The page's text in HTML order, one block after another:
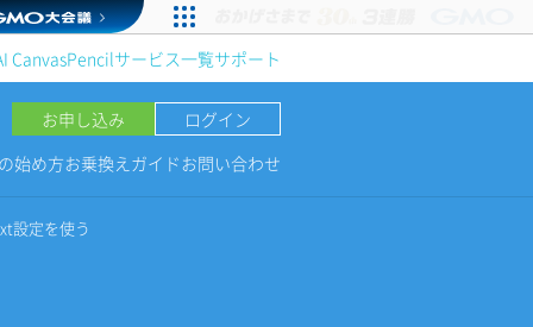
CanvasPencilサービス一覧サポート
お申し込み
ログイン
始め方お乗換えガイドお問い合わせ
設定を使う